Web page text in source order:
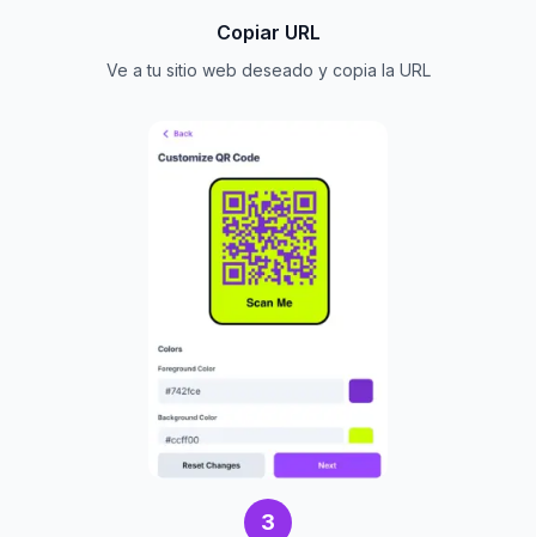
Copiar URL
Ve a tu sitio web deseado y copia la URL
3